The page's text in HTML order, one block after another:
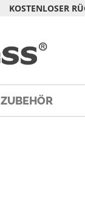
KOSTENLOSER
ZUBEHÖR